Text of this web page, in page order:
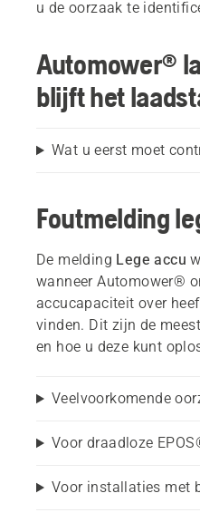
u de oorzaak te
Automower®
blijft het
Wat u eerst moet
Foutmelding
De melding Lege accu
wanneer Automower®
accucapaciteit over
vinden. Dit zijn de
en hoe u deze kunt
Veelvoorkomende
Voor draadloze
Voor installaties met